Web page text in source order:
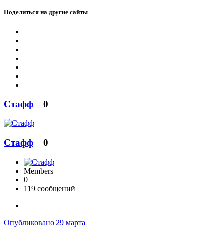
Поделиться на другие сайты
Стафф 0
Стафф 0
Members
0
119 сообщений
Опубликовано 29 марта